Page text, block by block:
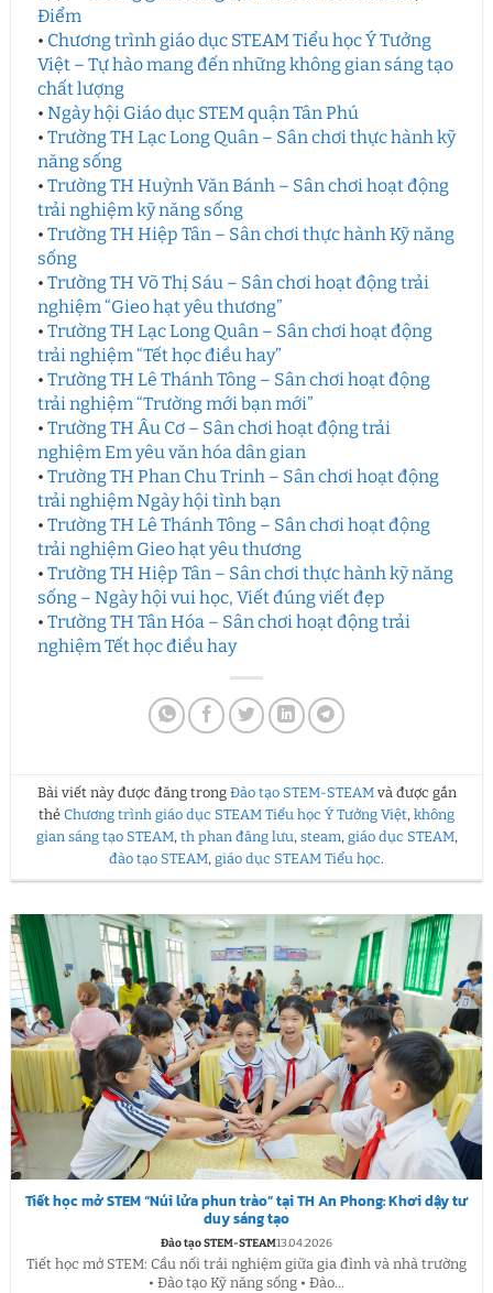
Điểm
• Chương trình giáo dục STEAM Tiểu học Ý Tưởng
Việt – Tự hào mang đến những không gian sáng tạo
chất lượng
• Ngày hội Giáo dục STEM quận Tân Phú
• Trường TH Lạc Long Quân – Sân chơi thực hành kỹ
năng sống
• Trường TH Huỳnh Văn Bánh – Sân chơi hoạt động
trải nghiệm kỹ năng sống
• Trường TH Hiệp Tân – Sân chơi thực hành Kỹ năng
sống
• Trường TH Võ Thị Sáu – Sân chơi hoạt động trải
nghiệm “Gieo hạt yêu thương”
• Trường TH Lạc Long Quân – Sân chơi hoạt động
trải nghiệm “Tết học điều hay”
• Trường TH Lê Thánh Tông – Sân chơi hoạt động
trải nghiệm “Trường mới bạn mới”
• Trường TH Âu Cơ – Sân chơi hoạt động trải
nghiệm Em yêu văn hóa dân gian
• Trường TH Phan Chu Trinh – Sân chơi hoạt động
trải nghiệm Ngày hội tình bạn
• Trường TH Lê Thánh Tông – Sân chơi hoạt động
trải nghiệm Gieo hạt yêu thương
• Trường TH Hiệp Tân – Sân chơi thực hành kỹ năng
sống – Ngày hội vui học, Viết đúng viết đẹp
• Trường TH Tân Hóa – Sân chơi hoạt động trải
nghiệm Tết học điều hay
Bài viết này được đăng trong Đào tạo STEM-STEAMvà được gắn
thẻ Chương trình giáo dục STEAM Tiểu học Ý Tưởng Việt, không
gian sáng tạo STEAM, th phan đăng lưu, steam, giáo dục STEAM,
đào tạo STEAM, giáo dục STEAM Tiểu học.
Tiết học mở STEM “Núi lửa phun trào” tại TH An Phong: Khơi dậy tư
duy sáng tạo
Đào tạo STEM-STEAM13.04.2026
Tiết học mở STEM: Cầu nối trải nghiệm giữa gia đình và nhà trường
• Đào tạo Kỹ năng sống • Đào...